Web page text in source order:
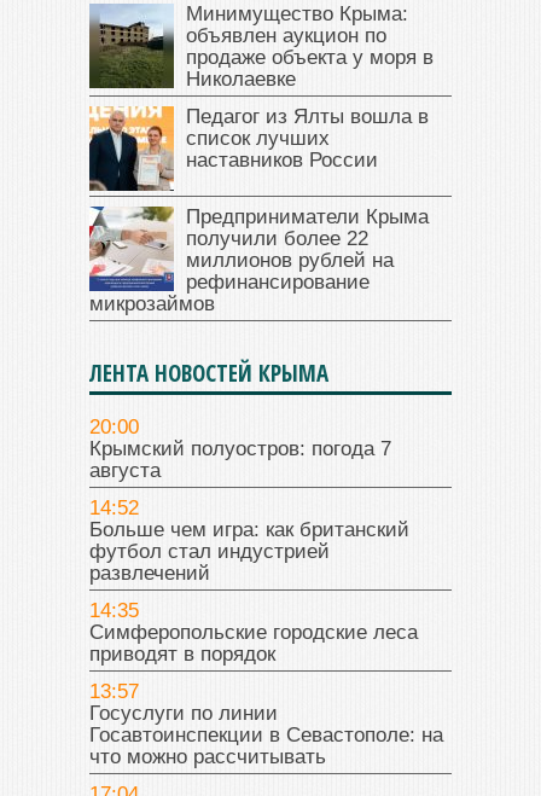
Минимущество Крыма:
объявлен аукцион по
продаже объекта у моря в
Николаевке
Педагог из Ялты вошла в
список лучших
наставников России
Предприниматели Крыма
получили более 22
миллионов рублей на
рефинансирование
микрозаймов
ЛЕНТА НОВОСТЕЙ КРЫМА
20:00
Крымский полуостров: погода 7
августа
14:52
Больше чем игра: как британский
футбол стал индустрией
развлечений
14:35
Симферопольские городские леса
приводят в порядок
13:57
Госуслуги по линии
Госавтоинспекции в Севастополе: на
что можно рассчитывать